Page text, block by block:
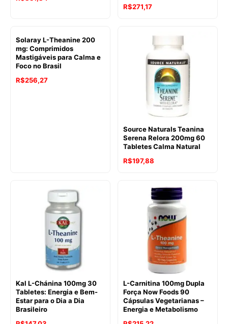
R$271,17
Solaray L-Theanine 200
mg: Comprimidos
Mastigáveis para Calma e
Foco no Brasil
R$256,27
Source Naturals Teanina
Serena Relora 200mg 60
Tabletes Calma Natural
R$197,88
Kal L-Chánina 100mg 30
Tabletes: Energia e Bem-
Estar para o Dia a Dia
Brasileiro
L-Carnitina 100mg Dupla
Força Now Foods 90
Cápsulas Vegetarianas –
Energia e Metabolismo